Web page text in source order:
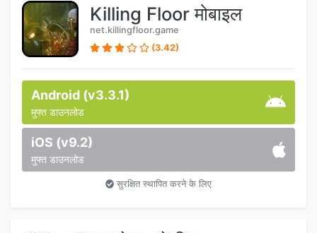
Killing Floor मोबाइल
net.killingfloor.game
(3.42)
Android (v3.3.1)
मुफ्त डाउनलोड
iOS (v9.2)
मुफ्त डाउनलोड
सुरक्षित स्थापित करने के लिए